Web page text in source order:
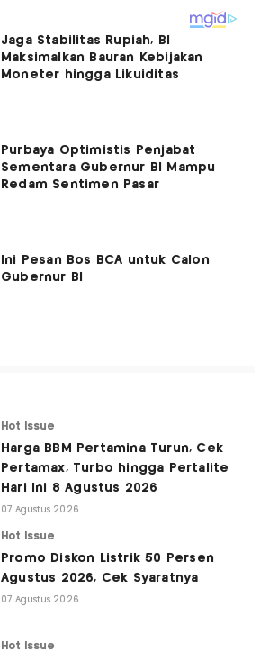
Jaga Stabilitas Rupiah, BI
Maksimalkan Bauran Kebijakan
Moneter hingga Likuiditas
Purbaya Optimistis Penjabat
Sementara Gubernur BI Mampu
Redam Sentimen Pasar
Ini Pesan Bos BCA untuk Calon
Gubernur BI
Hot Issue
Harga BBM Pertamina Turun, Cek
Pertamax, Turbo hingga Pertalite
Hari Ini 8 Agustus 2026
07 Agustus 2026
Hot Issue
Promo Diskon Listrik 50 Persen
Agustus 2026, Cek Syaratnya
07 Agustus 2026
Hot Issue